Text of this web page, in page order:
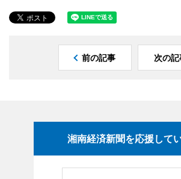
前の記事 次の記
湘南経済新聞を応援して